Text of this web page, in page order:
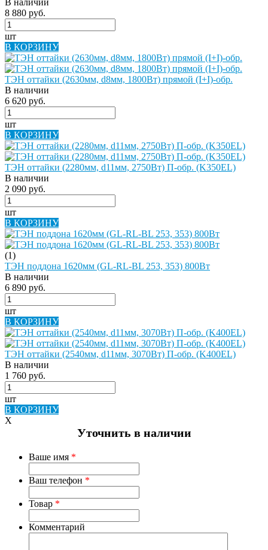
8 880 руб.
шт
В КОРЗИНУ
ТЭН оттайки (2630мм, d8мм, 1800Вт) прямой (I+I)-обр.
В наличии
6 620 руб.
шт
В КОРЗИНУ
ТЭН оттайки (2280мм, d11мм, 2750Вт) П-обр. (K350EL)
В наличии
2 090 руб.
шт
В КОРЗИНУ
(1)
ТЭН поддона 1620мм (GL-RL-BL 253, 353) 800Вт
В наличии
6 890 руб.
шт
В КОРЗИНУ
ТЭН оттайки (2540мм, d11мм, 3070Вт) П-обр. (K400EL)
В наличии
1 760 руб.
шт
В КОРЗИНУ
X
Уточнить в наличии
Ваше имя *
Ваш телефон *
Товар *
Комментарий